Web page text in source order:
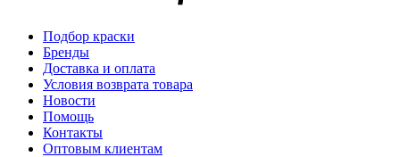
Подбор краски
Бренды
Доставка и оплата
Условия возврата товара
Новости
Помощь
Контакты
Оптовым клиентам